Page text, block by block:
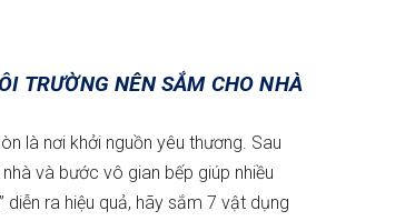
TRƯỜNG NÊN SẮM CHO NHÀ
là nơi khởi nguồn yêu thương. Sau
và bước vô gian bếp giúp nhiều
diễn ra hiệu quả, hãy sắm 7 vật dụng